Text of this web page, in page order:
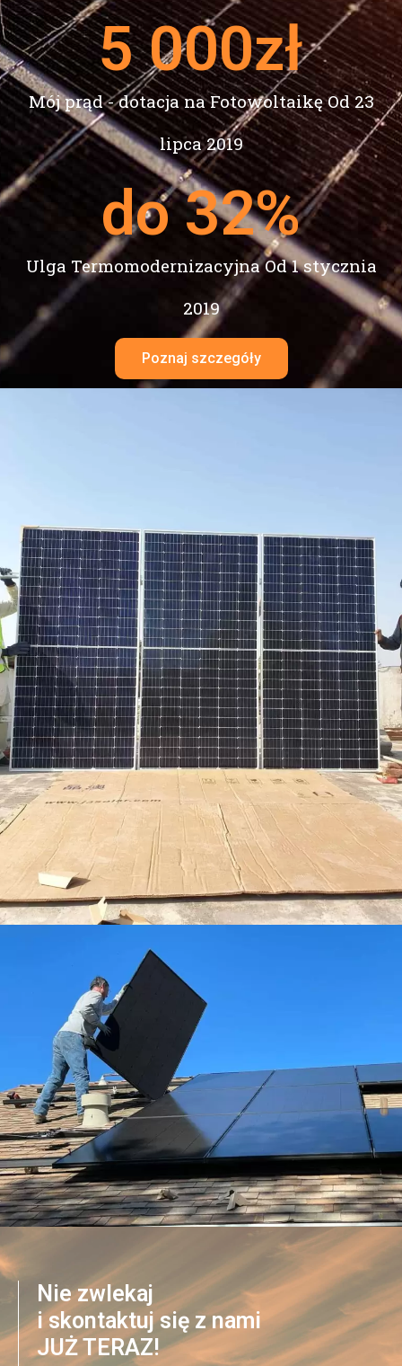
5 000zł
Mój prąd - dotacja na Fotowoltaikę Od 23
lipca 2019
do 32%
Ulga Termomodernizacyjna Od 1 stycznia
2019
Poznaj szczegóły
Nie zwlekaj
i skontaktuj się z nami
JUŻ TERAZ!